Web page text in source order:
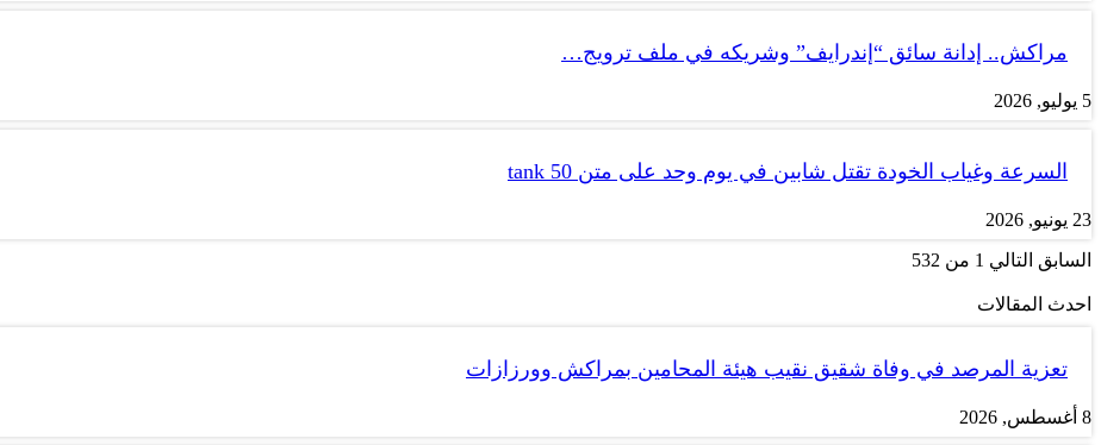
مراكش.. إدانة سائق “إندرايف” وشريكه في ملف ترويج…
5 يوليو, 2026
السرعة وغياب الخودة تقتل شابين في يوم وحد على متن tank 50
23 يونيو, 2026
السابق التالي 1 من 532
احدث المقالات
تعزية المرصد في وفاة شقيق نقيب هيئة المحامين بمراكش وورزازات
8 أغسطس, 2026